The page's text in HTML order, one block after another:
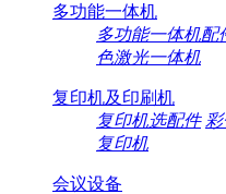
多功能一体机
多功能一体机配
色激光一体机
复印机及印刷机
复印机选配件
复印机
会议设备